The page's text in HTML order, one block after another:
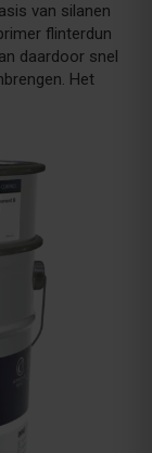
van silanen
flinterdun
daardoor snel
Het